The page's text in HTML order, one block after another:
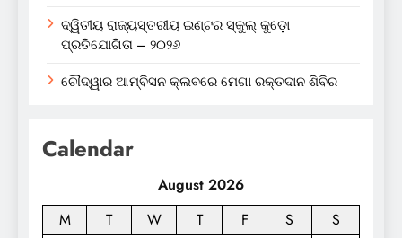
ଦ୍ୱିତୀୟ ରାଜ୍ୟସ୍ତରୀୟ ଇଣ୍ଟର ସ୍କୁଲ୍ କୁଡ଼ୋ
ପ୍ରତିଯୋଗିତା – ୨୦୨୬
ଚୌଦ୍ୱାର ଆମ୍ବିସନ କ୍ଲବରେ ମେଗା ରକ୍ତଦାନ ଶିବିର
Calendar
August 2026
M
T W T F S
S